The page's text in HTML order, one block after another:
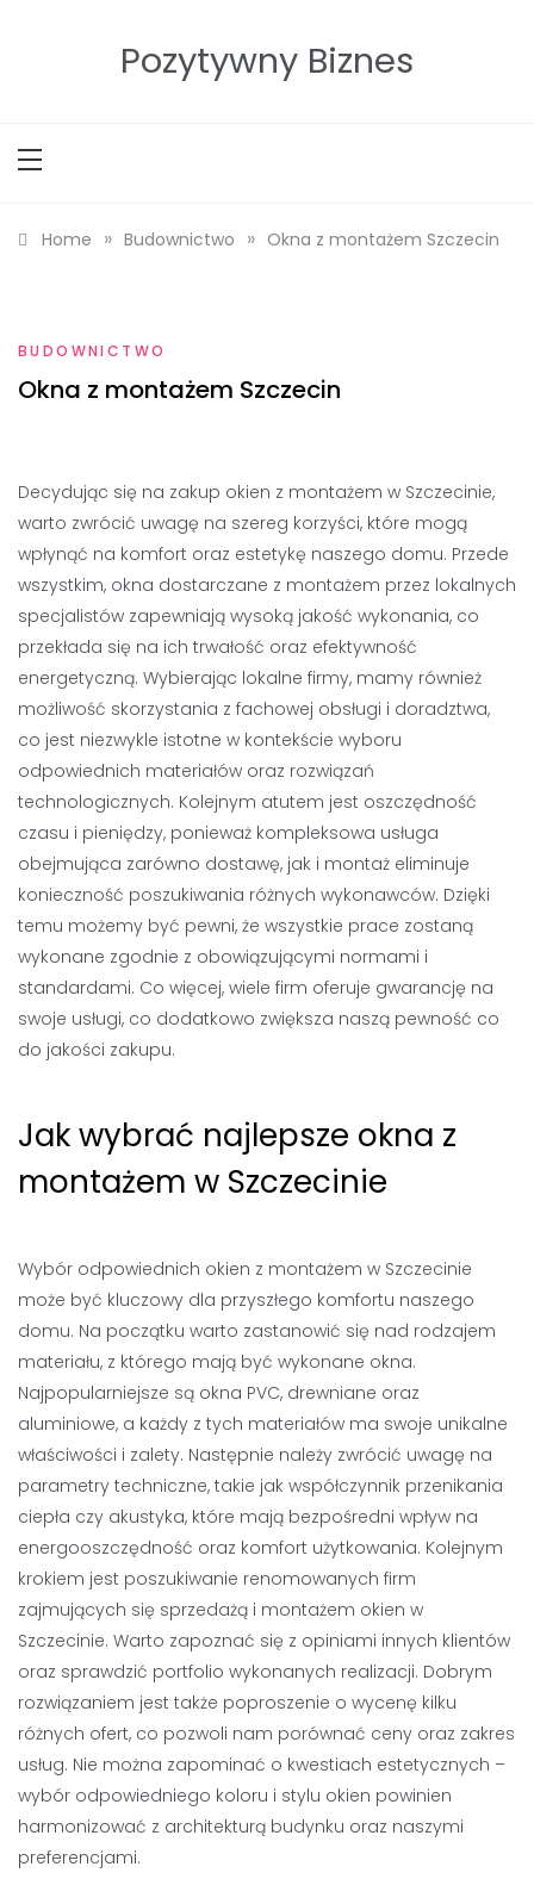
Pozytywny Biznes
Home » Budownictwo » Okna z montażem Szczecin
BUDOWNICTWO
Okna z montażem Szczecin
Decydując się na zakup okien z montażem w Szczecinie,
warto zwrócić uwagę na szereg korzyści, które mogą
wpłynąć na komfort oraz estetykę naszego domu. Przede
wszystkim, okna dostarczane z montażem przez lokalnych
specjalistów zapewniają wysoką jakość wykonania, co
przekłada się na ich trwałość oraz efektywność
energetyczną. Wybierając lokalne firmy, mamy również
możliwość skorzystania z fachowej obsługi i doradztwa,
co jest niezwykle istotne w kontekście wyboru
odpowiednich materiałów oraz rozwiązań
technologicznych. Kolejnym atutem jest oszczędność
czasu i pieniędzy, ponieważ kompleksowa usługa
obejmująca zarówno dostawę, jak i montaż eliminuje
konieczność poszukiwania różnych wykonawców. Dzięki
temu możemy być pewni, że wszystkie prace zostaną
wykonane zgodnie z obowiązującymi normami i
standardami. Co więcej, wiele firm oferuje gwarancję na
swoje usługi, co dodatkowo zwiększa naszą pewność co
do jakości zakupu.
Jak wybrać najlepsze okna z
montażem w Szczecinie
Wybór odpowiednich okien z montażem w Szczecinie
może być kluczowy dla przyszłego komfortu naszego
domu. Na początku warto zastanowić się nad rodzajem
materiału, z którego mają być wykonane okna.
Najpopularniejsze są okna PVC, drewniane oraz
aluminiowe, a każdy z tych materiałów ma swoje unikalne
właściwości i zalety. Następnie należy zwrócić uwagę na
parametry techniczne, takie jak współczynnik przenikania
ciepła czy akustyka, które mają bezpośredni wpływ na
energooszczędność oraz komfort użytkowania. Kolejnym
krokiem jest poszukiwanie renomowanych firm
zajmujących się sprzedażą i montażem okien w
Szczecinie. Warto zapoznać się z opiniami innych klientów
oraz sprawdzić portfolio wykonanych realizacji. Dobrym
rozwiązaniem jest także poproszenie o wycenę kilku
różnych ofert, co pozwoli nam porównać ceny oraz zakres
usług. Nie można zapominać o kwestiach estetycznych –
wybór odpowiedniego koloru i stylu okien powinien
harmonizować z architekturą budynku oraz naszymi
preferencjami.